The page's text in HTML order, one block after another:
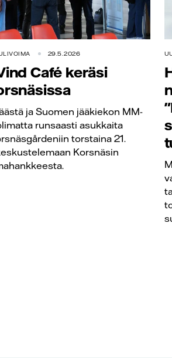
29.5.2026
Café keräsi
ja Suomen jääkiekon MM-
runsaasti asukkaita
torstaina 21.
Korsnäsin